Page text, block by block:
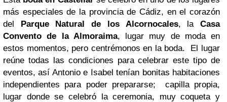
más especiales de la provincia de Cádiz, en el corazón
del Parque Natural de los Alcornocales, laCasa
Convento de la Almoraima, lugar muy de moda en
estos momentos, pero centrémonos en la boda. El lugar
reúne todas las condiciones para celebrar este tipo de
eventos, así Antonio e Isabel tenían bonitas habitaciones
independientes para poder prepararse; capilla propia,
lugar donde se celebró la ceremonia, muy coqueta y